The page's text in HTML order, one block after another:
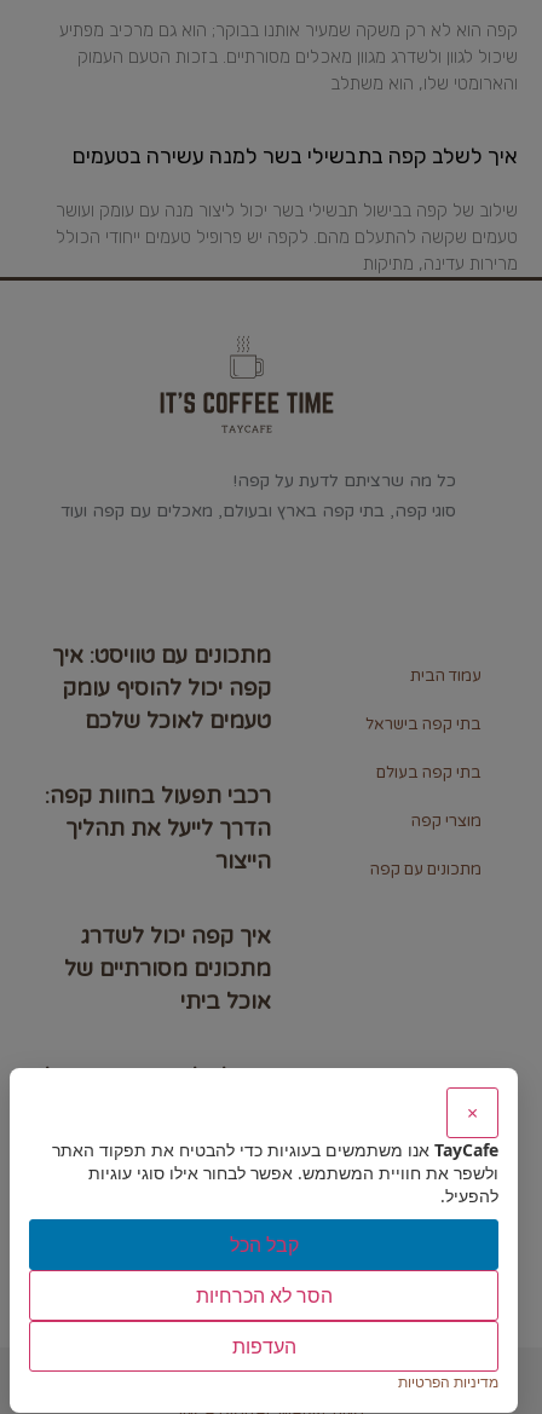
קפה הוא לא רק משקה שמעיר אותנו בבוקר; הוא גם מרכיב מפתיע
שיכול לגוון ולשדרג מגוון מאכלים מסורתיים. בזכות הטעם העמוק
והארומטי שלו, הוא משתלב
איך לשלב קפה בתבשילי בשר למנה עשירה בטעמים
שילוב של קפה בבישול תבשילי בשר יכול ליצור מנה עם עומק ועושר
טעמים שקשה להתעלם מהם. לקפה יש פרופיל טעמים ייחודי הכולל
מרירות עדינה, מתיקות
כל מה שרציתם לדעת על קפה!
סוגי קפה, בתי קפה בארץ ובעולם, מאכלים עם קפה ועוד
עמוד הבית
בתי קפה בישראל
בתי קפה בעולם
מוצרי קפה
מתכונים עם קפה
מתכונים עם טוויסט: איך
קפה יכול להוסיף עומק
טעמים לאוכל שלכם
רכבי תפעול בחוות קפה:
הדרך לייעל את תהליך
הייצור
איך קפה יכול לשדרג
מתכונים מסורתיים של
אוכל ביתי
איך לשלב קפה בתבשילי
בטעמים
עוגת שוקולד וקפה –
השילוב המושלם לעוגת
© 2020 ALL RIGHTS RESERVED
×
TayCafe אנו משתמשים בעוגיות כדי להבטיח את תפקוד האתר
ולשפר את חוויית המשתמש. אפשר לבחור אילו סוגי עוגיות
להפעיל.
קבל הכל
הסר לא הכרחיות
העדפות
מדיניות הפרטיות